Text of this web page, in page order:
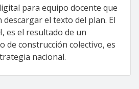
para equipo docente que
descargar el texto del plan. El
es el resultado de un
de construcción colectivo, es
nacional.